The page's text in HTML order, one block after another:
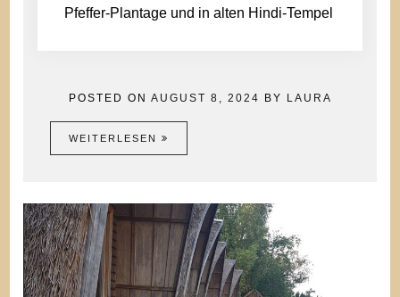
Pfeffer-Plantage und in alten Hindi-Tempel
POSTED ON AUGUST 8, 2024 BY LAURA
WEITERLESEN